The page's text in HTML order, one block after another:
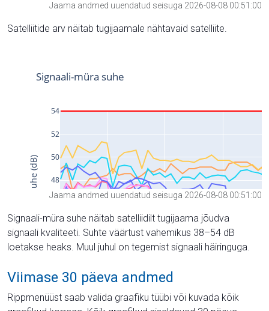
Jaama andmed uuendatud seisuga 2026-08-08 00:51:00
Satelliitide arv näitab tugijaamale nähtavaid satelliite.
Jaama andmed uuendatud seisuga 2026-08-08 00:51:00
Signaali-müra suhe näitab satelliidilt tugijaama jõudva
signaali kvaliteeti. Suhte väärtust vahemikus 38–54 dB
loetakse heaks. Muul juhul on tegemist signaali häiringuga.
Viimase 30 päeva andmed
Rippmenüüst saab valida graafiku tüübi või kuvada kõik